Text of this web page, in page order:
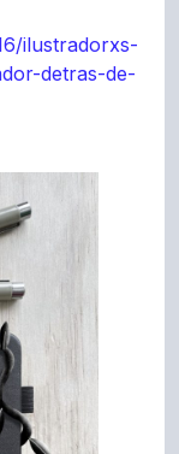
ilustradorxs-
detras-de-